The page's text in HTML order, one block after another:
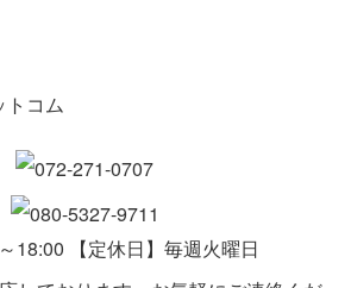
18:00 【定休日】毎週火曜日